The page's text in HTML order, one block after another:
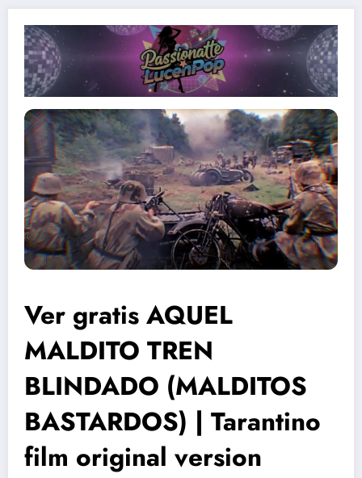
Ver gratis AQUEL
MALDITO TREN
BLINDADO (MALDITOS
BASTARDOS) | Tarantino
film original version